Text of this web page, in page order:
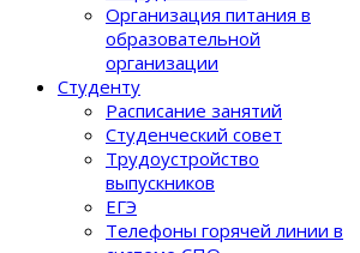
Организация питания в
образовательной
организации
Студенту
Расписание занятий
Студенческий совет
Трудоустройство
выпускников
ЕГЭ
Телефоны горячей линии в